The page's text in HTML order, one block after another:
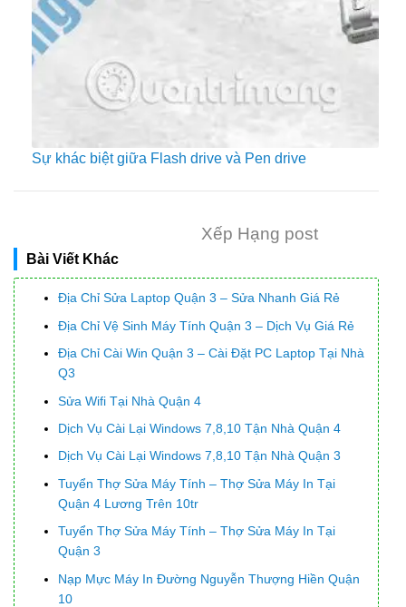
Sự khác biệt giữa Flash drive và Pen drive
Xếp Hạng post
Bài Viết Khác
Địa Chỉ Sửa Laptop Quận 3 – Sửa Nhanh Giá Rẻ
Địa Chỉ Vệ Sinh Máy Tính Quận 3 – Dịch Vụ Giá Rẻ
Địa Chỉ Cài Win Quận 3 – Cài Đặt PC Laptop Tại Nhà
Q3
Sửa Wifi Tại Nhà Quận 4
Dịch Vụ Cài Lại Windows 7,8,10 Tận Nhà Quận 4
Dịch Vụ Cài Lại Windows 7,8,10 Tận Nhà Quận 3
Tuyển Thợ Sửa Máy Tính – Thợ Sửa Máy In Tại
Quận 4 Lương Trên 10tr
Tuyển Thợ Sửa Máy Tính – Thợ Sửa Máy In Tại
Quận 3
Nạp Mực Máy In Đường Nguyễn Thượng Hiền Quận
10